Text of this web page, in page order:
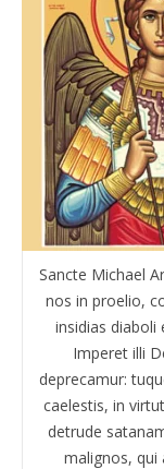
Sancte Michael
nos in proelio,
insidias diaboli
Imperet illi
deprecamur:
caelestis, in
detrude
malignos, qui